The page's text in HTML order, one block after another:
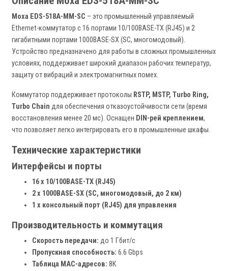
Moxa EDS-518A-MM-SC – это промышленный управляемый
Ethernet-коммутатор с 16 портами 10/100BASE-TX (RJ45) и 2
гигабитными портами 1000BASE-SX (SC, многомодовый).
Устройство предназначено для работы в сложных промышленных
условиях, поддерживает широкий диапазон рабочих температур,
защиту от вибраций и электромагнитных помех.
Коммутатор поддерживает протоколы RSTP, MSTP, Turbo Ring,
Turbo Chain для обеспечения отказоустойчивости сети (время
восстановления менее 20 мс). Оснащен DIN-рей креплением,
что позволяет легко интегрировать его в промышленные шкафы.
Технические характеристики
Интерфейсы и порты
16 x 10/100BASE-TX (RJ45)
2 x 1000BASE-SX (SC, многомодовый, до 2 км)
1 x консольный порт (RJ45) для управления
Производительность и коммутация
Скорость передачи: до 1 Гбит/с
Пропускная способность: 6.6 Gbps
Таблица MAC-адресов: 8K